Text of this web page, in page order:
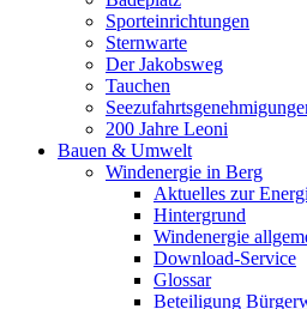
Sporteinrichtungen
Sternwarte
Der Jakobsweg
Tauchen
200 Jahre Leoni
Bauen & Umwelt
Windenergie in Berg
Aktuelles zur
Hintergrund
Windenergie
Download-Service
Glossar
Beteiligung